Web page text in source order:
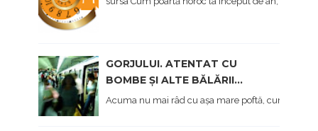
GORJULUI. ATENTAT CU
BOMBE ȘI ALTE BĂLĂRII...
Acuma nu mai râd cu așa mare poftă, cum am